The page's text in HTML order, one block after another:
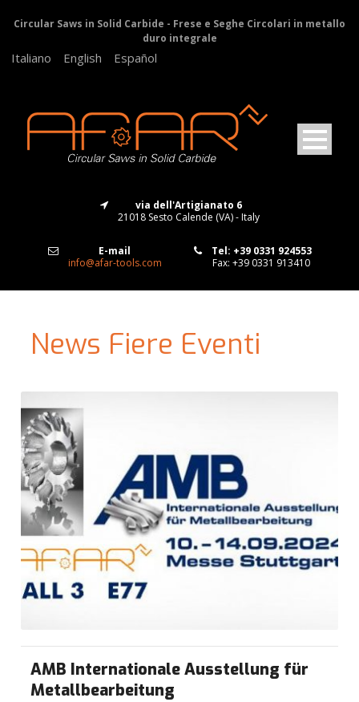
Circular Saws in Solid Carbide - Frese e Seghe Circolari in metallo
duro integrale
Italiano English Español
via dell'Artigianato 6
21018 Sesto Calende (VA) - Italy
E-mail
info@afar-tools.com
Tel: +39 0331 924553
Fax: +39 0331 913410
News Fiere Eventi
AMB Internationale Ausstellung für
Metallbearbeitung